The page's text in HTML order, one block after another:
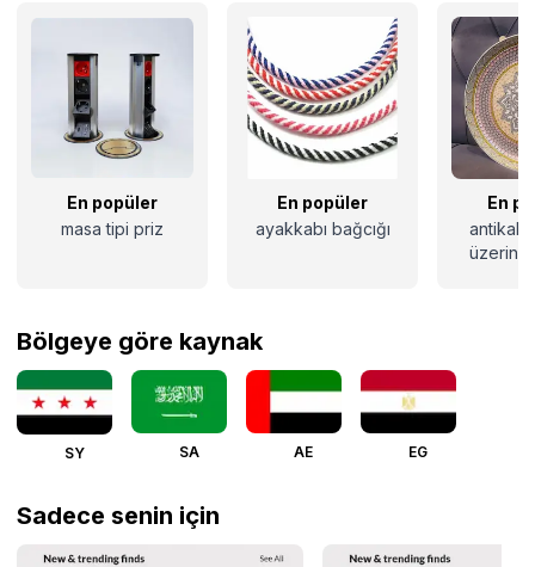
En popüler
masa tipi priz
En popüler
ayakkabı bağcığı
En
üzerine
Bölgeye göre kaynak
SY SA AE EG
Sadece senin için